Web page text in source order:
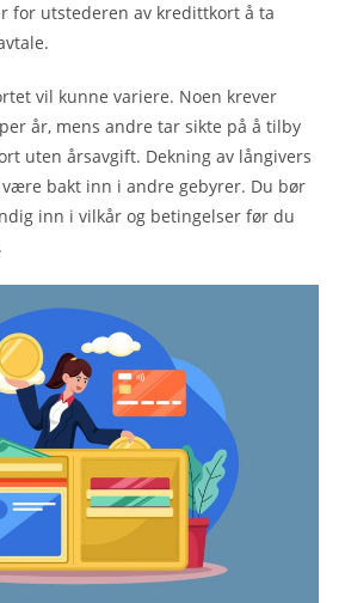
for utstederen av kredittkort å ta
vil kunne variere. Noen krever
år, mens andre tar sikte på å tilby
uten årsavgift. Dekning av långivers
bakt inn i andre gebyrer. Du bør
inn i vilkår og betingelser før du